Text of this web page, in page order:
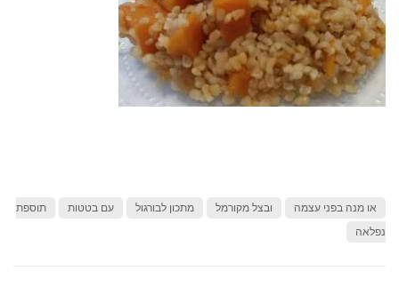
או מנה בפני עצמה ובצל מקורמל מתכון לבורגול עם בטטות
תוספת
נפלאה